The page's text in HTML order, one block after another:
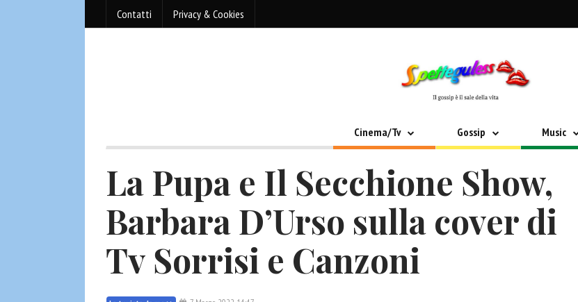
Contatti Privacy & Cookies
Cinema/Tv Gossip Music
La Pupa e Il Secchione Show,
Barbara D’Urso sulla cover di
Tv Sorrisi e Canzoni